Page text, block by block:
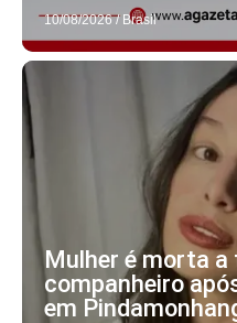
10/08/2026 / Brasil
Mulher é morta a
companheiro
em